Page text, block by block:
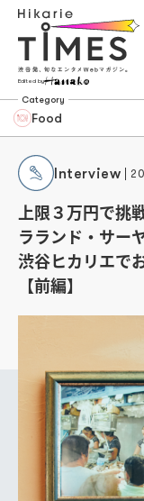
Edited by
Category
Food
Interview
上限３万円で挑戦
ラランド・サー
渋谷ヒカリエで
【前編】